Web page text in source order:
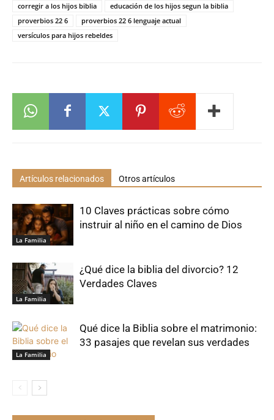
corregir a los hijos biblia
educación de los hijos segun la biblia
proverbios 22 6
proverbios 22 6 lenguaje actual
versículos para hijos rebeldes
Artículos relacionados Otros artículos
La Familia
10 Claves prácticas sobre cómo
instruir al niño en el camino de Dios
La Familia
¿Qué dice la biblia del divorcio? 12
Verdades Claves
La Familia
Qué dice la Biblia sobre el matrimonio:
33 pasajes que revelan sus verdades